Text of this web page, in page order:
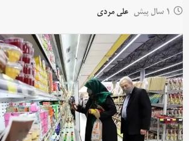
1 سال پیش علی مردی